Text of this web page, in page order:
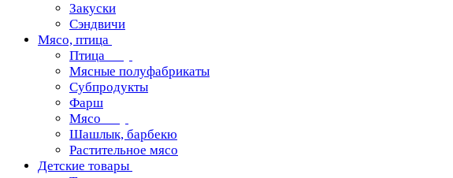
Закуски
Сэндвичи
Мясо, птица
Птица
Мясные полуфабрикаты
Субпродукты
Фарш
Мясо
Шашлык, барбекю
Растительное мясо
Детские товары